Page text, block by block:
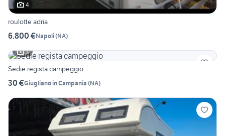
4
roulotte adria
6.800 €Napoli(NA)
3
Sedie regista campeggio
30 €Giugliano in Campania (NA)